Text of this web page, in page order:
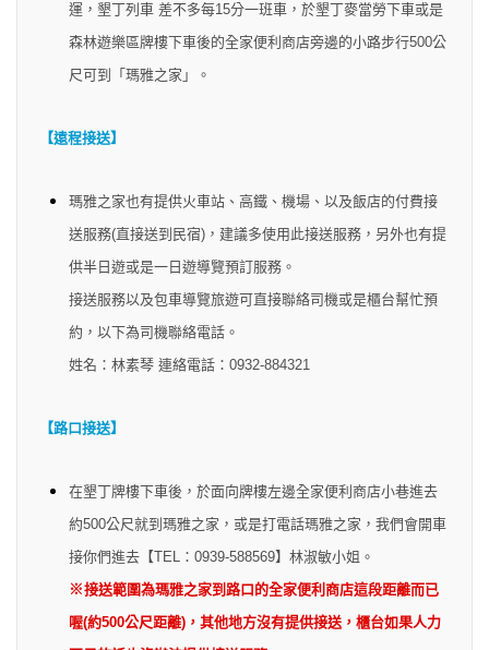
運，墾丁列車 差不多每15分一班車，於墾丁麥當勞下車或是
森林遊樂區牌樓下車後的全家便利商店旁邊的小路步行500公
尺可到「瑪雅之家」。
【遠程接送】
瑪雅之家也有提供火車站、高鐵、機場、以及飯店的付費接
送服務(直接送到民宿)，建議多使用此接送服務，另外也有提
供半日遊或是一日遊導覽預訂服務。
接送服務以及包車導覽旅遊可直接聯絡司機或是櫃台幫忙預
約，以下為司機聯絡電話。
姓名：林素琴 連絡電話：0932-884321
【路口接送】
在墾丁牌樓下車後，於面向牌樓左邊全家便利商店小巷進去
約500公尺就到瑪雅之家，或是打電話瑪雅之家，我們會開車
接你們進去【TEL：0939-588569】林淑敏小姐 。
※接送範圍為瑪雅之家到路口的全家便利商店這段距離而已
喔(約500公尺距離)，其他地方沒有提供接送，櫃台如果人力